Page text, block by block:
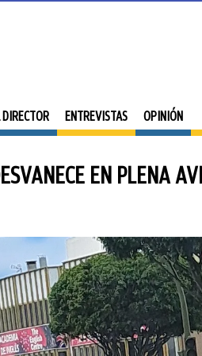
ENTREVISTAS OPINIÓN
EN PLENA